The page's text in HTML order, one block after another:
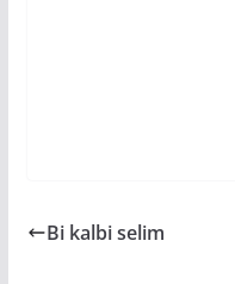
Bi kalbi selim